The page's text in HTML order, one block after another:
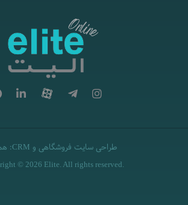
طراحی سایت فروشگاهی و CRM
:
© 2026 Elite. All rights reserved.